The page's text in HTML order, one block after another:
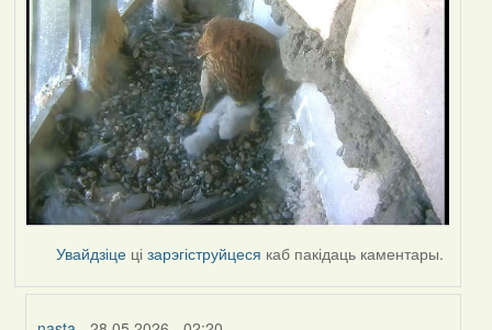
Увайдзіце цізарэгіструйцеся каб пакідаць каментары.